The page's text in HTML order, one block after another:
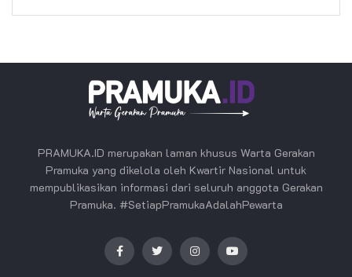
PRAMUKA.ID merupakan laman khusus Warta Gerakan
Pramuka yang dikelola oleh Kwartir Nasional untuk
mempublikasikan informasi dari seluruh anggota Gerakan
Pramuka. #SetiapPramukaAdalahPewarta